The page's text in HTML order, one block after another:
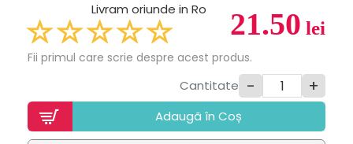
21.50 lei
Livram oriunde in Ro
Fii primul care scrie despre acest produs.
Cantitate - +
Adaugã în Coș